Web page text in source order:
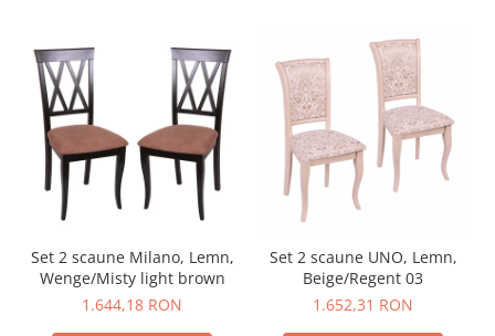
Set 2 scaune Milano, Lemn,
Wenge/Misty light brown
1.644,18 RON
Set 2 scaune UNO, Lemn,
Beige/Regent 03
1.652,31 RON